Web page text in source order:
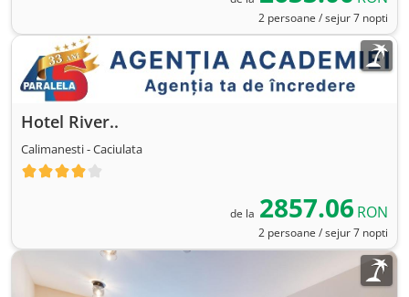
2 persoane / sejur 7 nopti
Hotel River..
Calimanesti - Caciulata
de la 2857.06 RON
2 persoane / sejur 7 nopti